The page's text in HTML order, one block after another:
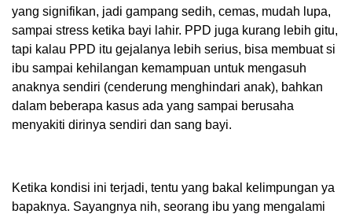
yang signifikan, jadi gampang sedih, cemas, mudah lupa,
sampai stress ketika bayi lahir. PPD juga kurang lebih gitu,
tapi kalau PPD itu gejalanya lebih serius, bisa membuat si
ibu sampai kehilangan kemampuan untuk mengasuh
anaknya sendiri (cenderung menghindari anak), bahkan
dalam beberapa kasus ada yang sampai berusaha
menyakiti dirinya sendiri dan sang bayi.
Ketika kondisi ini terjadi, tentu yang bakal kelimpungan ya
bapaknya. Sayangnya nih, seorang ibu yang mengalami